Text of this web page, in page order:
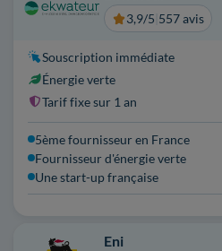
3,9/5 557 avis
Souscription immédiate
Énergie verte
Tarif fixe sur 1 an
5ème fournisseur en France
Fournisseur d'énergie verte
Une start-up française
Eni